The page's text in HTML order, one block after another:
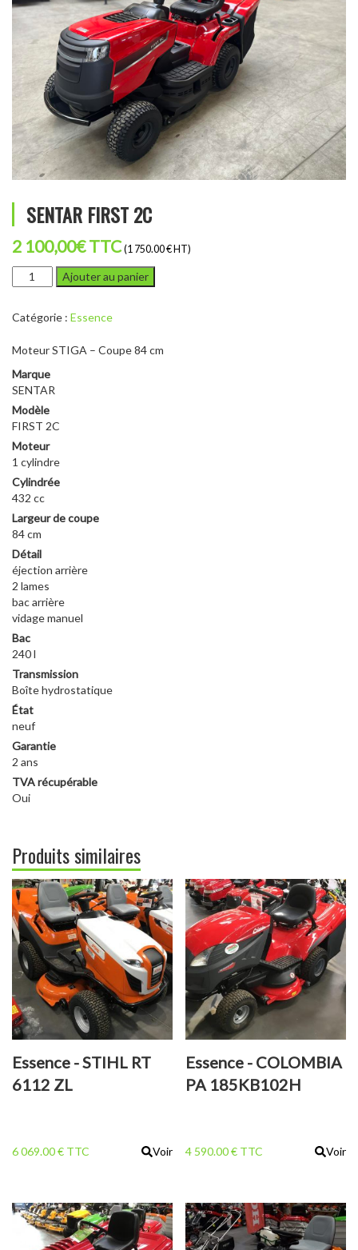
SENTAR FIRST 2C
2 100,00€TTC (1 750.00 € HT)
quantité
de
FIRST
Ajouter au panier
Catégorie : Essence
Moteur STIGA – Coupe 84 cm
Marque
SENTAR
Modèle
FIRST 2C
Moteur
1 cylindre
Cylindrée
432 cc
Largeur de coupe
84 cm
Détail
éjection arrière
2 lames
bac arrière
vidage manuel
Bac
240 l
Transmission
Boîte hydrostatique
État
neuf
Garantie
2 ans
TVA récupérable
Oui
Produits similaires
Essence - STIHL RT
6112 ZL
6 069.00 € TTC Voir
Essence - COLOMBIA
PA 185KB102H
4 590.00 € TTC Voir